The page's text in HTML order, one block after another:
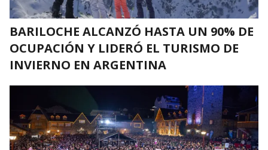
BARILOCHE ALCANZÓ HASTA UN 90% DE
OCUPACIÓN Y LIDERÓ EL TURISMO DE
INVIERNO EN ARGENTINA